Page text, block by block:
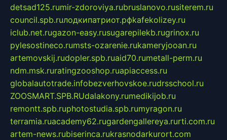
detsad125.rumir-zdoroviya.rubruslanovo.rusiterem.ru
council.spb.ruлодкипатриот.рфkafekolizey.ru
iclub.net.rugazon-easy.rusugarepilekb.rugrinox.ru
pylesostineco.rumsts-ozarenie.rukameryjooan.ru
artemovskij.rudopler.spb.ruaid70.rumetall-perm.ru
ndm.msk.ruratingzooshop.ruapiaccess.ru
globalautotrade.infobezverhovskoe.rudrsschool.ru
ZOOSMART.SPB.RUdalakony.rumedikijob.ru
remontt.spb.ruphotostudia.spb.rumyragon.ru
terramia.ruacademy62.rugardengallereya.rurti.com.ru
artem-news.rubiserinca.rukrasnodarkurort.com